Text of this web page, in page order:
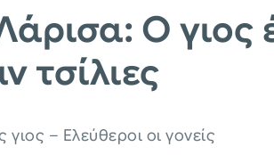
Ο γιος
τσίλιες
– Ελεύθεροι οι γονείς